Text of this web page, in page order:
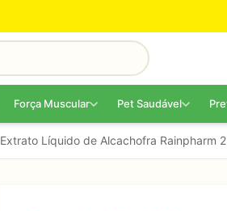
Força Muscular Pet Saudável
Extrato Líquido de Alcachofra Rainpharm